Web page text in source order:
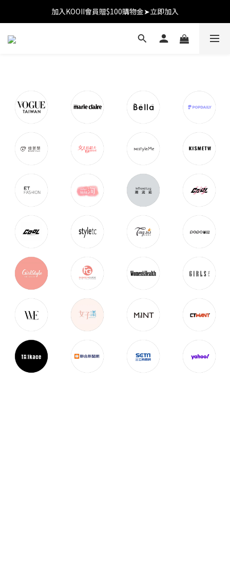
加入KOOII會員贈$100購物金➤立即加入
加入KOOII會員贈$100購物金➤立即加入
全館$3,000免運